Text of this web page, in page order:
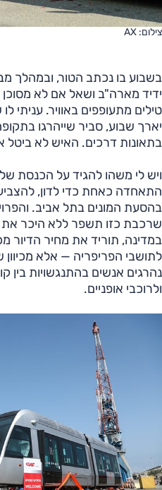
צילום: AX
בשבוע בו נכתב הטור, ובמהלך
ידיד מארה"ב ושאל אם לא מסוכן
טילים מתעופפים באוויר. עניתי
יארך שבוע, סביר שייהרגו
בתאונות דרכים. האיש לא ביטל
ויש לי משהו להגיד על הכנסת
התאחדה כאחת כדי לדון,
בהסעת המונים בתל אביב.
שרכבת כזו תשפר ללא היכר את
במדינה, תוריד את מחיר הדיור
לתושבי הפריפריה — אלא מכיוון
נהרגים אנשים בהתנגשויות בין
ולרוכבי אופניים.